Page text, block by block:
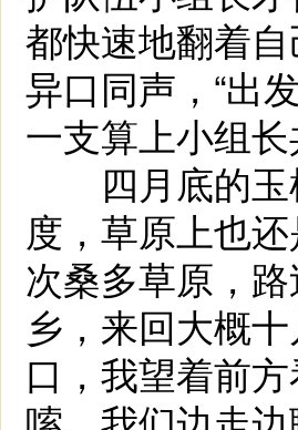
都快速地翻着
异口同声，“出
一支算上小组
四月底的玉
度，草原上也
次桑多草原，
乡，来回大概
口，我望着前